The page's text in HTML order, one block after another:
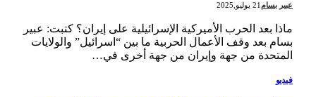
عبير بسام21 يوليو,2025
ماذا بعد الحرب الأميركية الإسرائيلية على إيران؟ كتبت: عبير
بسام بعد وقف الأعمال الحربية ما بين “اسرائيل” والولايات
المتحدة من جهة وإيران من جهة أخرى في…
فيديو